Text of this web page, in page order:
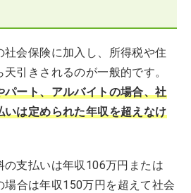
社会保険に加入し、所得税や住
引きされるのが一般的です。
パート、アルバイトの場合、社
いは定められた年収を超えなけ
の支払いは年収106万円または
合は年収150万円を超えて社会